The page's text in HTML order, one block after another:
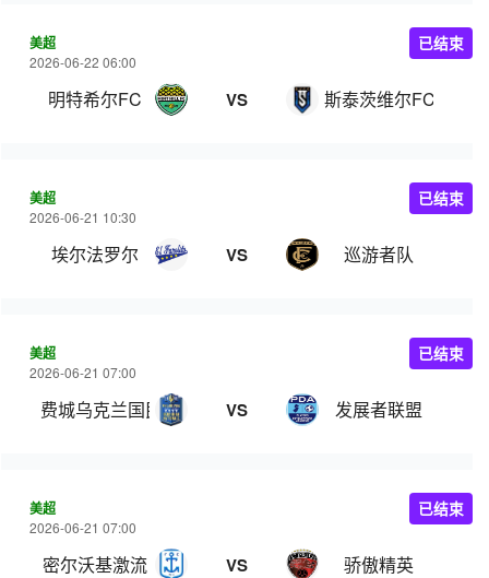
美超
2026-06-22 06:00
明特希尔FC VS 斯泰茨维尔FC
已结束
美超
2026-06-21 10:30
埃尔法罗尔 VS 巡游者队
已结束
美超
2026-06-21 07:00
费城乌克兰国民队 VS 发展者联盟
已结束
美超
2026-06-21 07:00
密尔沃基激流 VS 骄傲精英
已结束